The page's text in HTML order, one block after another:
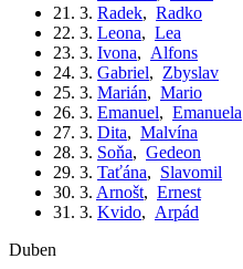
21. 3. Radek, Radko
22. 3. Leona, Lea
23. 3. Ivona, Alfons
24. 3. Gabriel, Zbyslav
25. 3. Marián, Mario
26. 3. Emanuel, Emanuela
27. 3. Dita, Malvína
28. 3. Soňa, Gedeon
29. 3. Taťána, Slavomil
30. 3. Arnošt, Ernest
31. 3. Kvido, Arpád
duben